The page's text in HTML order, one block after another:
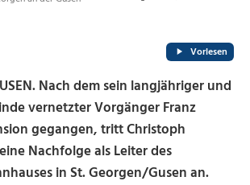
Vorlesen
Nach dem sein langjähriger und
vernetzter Vorgänger Franz
gegangen, tritt Christoph
Nachfolge als Leiter des
in St. Georgen/Gusen an.